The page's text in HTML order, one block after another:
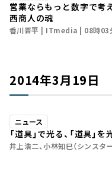
営業ならもっと数字で考
西商人の魂
香川晋平 ITmedia 08時03
2014年3月19日
ニュース
「道具」で光る、「道具」を
井上浩二、小林知巳（シンスター